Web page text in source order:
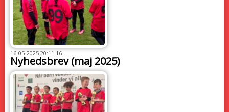
16-05-2025 20:11:16
Nyhedsbrev (maj 2025)